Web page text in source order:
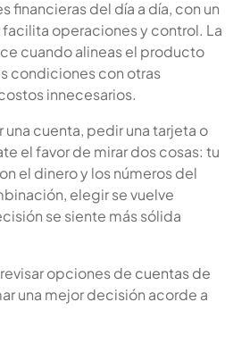
financieras del día a día, con un
operaciones y control. La
cuando alineas el producto
condiciones con otras
innecesarios.
una cuenta, pedir una tarjeta o
el favor de mirar dos cosas: tu
el dinero y los números del
elegir se vuelve
se siente más sólida
opciones de cuentas de
una mejor decisión acorde a